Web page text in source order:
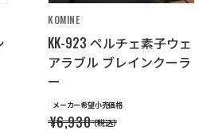
KOMINE
KK-923 ペルチェ素子ウェ
アラブル ブレインクーラ
ー
メーカー希望小売価格
¥6,930（税込）